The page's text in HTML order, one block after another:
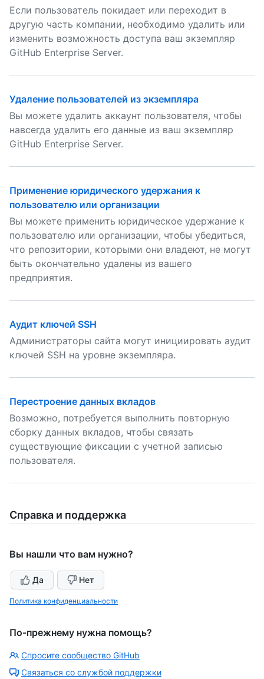
Если пользователь покидает или переходит в
другую часть компании, необходимо удалить или
изменить возможность доступа ваш экземпляр
GitHub Enterprise Server.
Удаление пользователей из экземпляра
Вы можете удалить аккаунт пользователя, чтобы
навсегда удалить его данные из ваш экземпляр
GitHub Enterprise Server.
Применение юридического удержания к
пользователю или организации
Вы можете применить юридическое удержание к
пользователю или организации, чтобы убедиться,
что репозитории, которыми они владеют, не могут
быть окончательно удалены из вашего
предприятия.
Аудит ключей SSH
Администраторы сайта могут инициировать аудит
ключей SSH на уровне экземпляра.
Перестроение данных вкладов
Возможно, потребуется выполнить повторную
сборку данных вкладов, чтобы связать
существующие фиксации с учетной записью
пользователя.
Справка и поддержка
Вы нашли что вам нужно?
Да Нет
Политика конфиденциальности
По-прежнему нужна помощь?
Спросите сообщество GitHub
Связаться со службой поддержки